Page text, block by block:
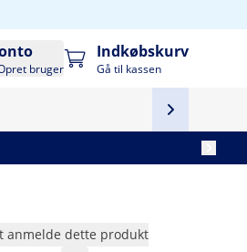
bruger
Indkøbskurv
Gå til kassen
anmelde dette produkt